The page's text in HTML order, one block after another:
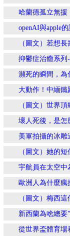
哈蘭德孤立無援
openAI與apple
（圖文）若想
抑鬱症治癒系列
瀕死的瞬間，為
大動作！中緬鐵
（圖文）世界
壞人死後，是怎
美軍拍攝的冰雕
（圖文）她的
宇航員在太空中
歐洲人為什麼瘋
（圖文）梅西
新西蘭為啥總要
從世界盃體育場